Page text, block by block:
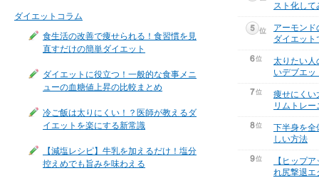
ダイエットコラム
食生活の改善で痩せられる！食習慣を見
直すだけの簡単ダイエット
ダイエットに役立つ！一般的な食事メニ
ューの血糖値上昇の比較まとめ
冷ご飯は太りにくい！？医師が教えるダ
イエットを楽にする新常識
【減塩レシピ】牛乳を加えるだけ！塩分
控えめでも旨みを味わえる
スト化して
アーモン
ダイエット
太りたい人
いデブエッ
痩せにくい
リムトレー
下半身を全
しい方法
【ヒップ
れ尻撃退エ